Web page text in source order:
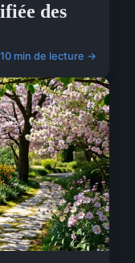
des
10 min de lecture →